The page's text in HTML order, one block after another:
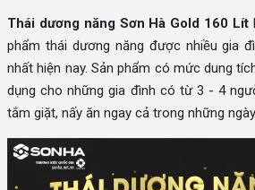
Thái dương năng Sơn Hà Gold 160 Lít
phẩm thái dương năng được nhiều gia
nhất hiện nay. Sản phẩm có mức dung
dụng cho những gia đình có từ 3 - 4
tắm giặt, nấy ăn ngay cả trong những